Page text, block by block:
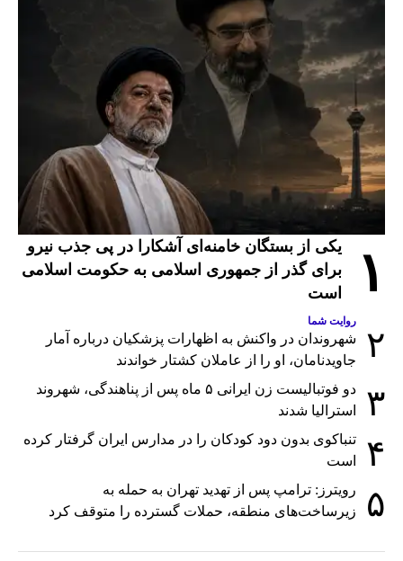
۱
یکی از بستگان خامنه‌ای آشکارا در پی جذب نیرو
برای گذر از جمهوری اسلامی به حکومت اسلامی
است
۲
روایت شما
شهروندان در واکنش به اظهارات پزشکیان درباره آمار
جاویدنامان، او را از عاملان کشتار خواندند
۳
دو فوتبالیست زن ایرانی ۵ ماه پس از پناهندگی، شهروند
استرالیا شدند
۴
تنباکوی بدون دود کودکان را در مدارس ایران گرفتار کرده
است
۵
رویترز: ترامپ پس از تهدید تهران به حمله به
زیرساخت‌های منطقه، حملات گسترده را متوقف کرد